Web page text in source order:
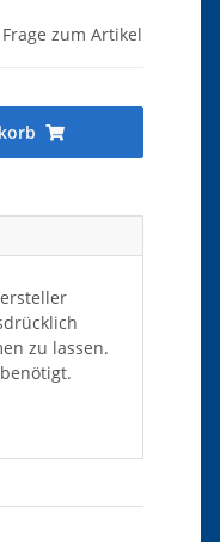
Frage zum Artikel
zu lassen.